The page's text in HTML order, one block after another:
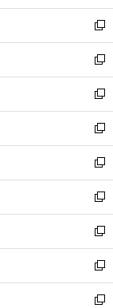
開
く
ウ
で
開
く
ン
ド
ウ
で
開
く
新
し
い
ウ
ィ
ン
ド
ウ
で
開
く
新
し
い
ウ
ィ
ン
ド
ウ
で
開
く
新
し
い
ウ
ィ
ン
ド
ウ
で
開
く
新
し
い
ウ
ィ
ン
ド
ウ
で
開
く
新
し
い
ウ
ィ
ン
ド
ウ
で
新
し
い
ウ
ィ
ン
ド
新
し
い
ウ
ィ
新
し
い
新